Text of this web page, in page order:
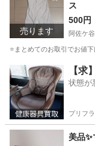
売ります
ス
500円
阿佐ケ
⭐️まとめてのお取引でお値
東京 杉並区 阿佐
【求
状態が
プリフラ
美品